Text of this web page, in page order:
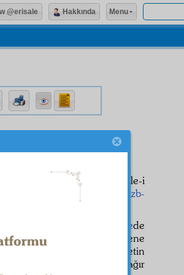
yeittibaen
Risale-i
Hizb-
zabıtnamede
Tesettür Risalesi
bu sene
Hem
'da hükümetin
söylediğim itirazlara ve ağır
@erisale Hakkında Menu